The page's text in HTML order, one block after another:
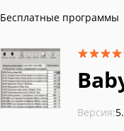
Бесплатные программы
Версия: